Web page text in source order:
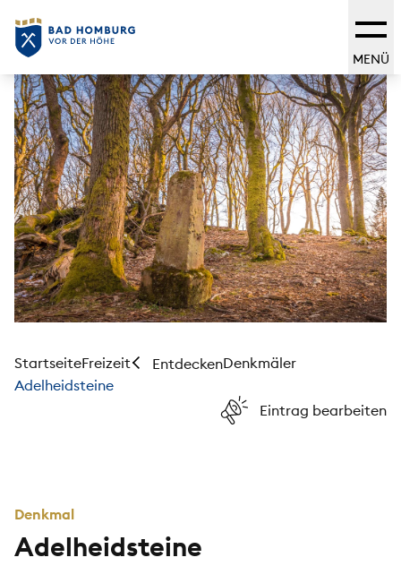
MENÜ
StartseiteFreizeit EntdeckenDenkmäler
Adelheidsteine
Eintrag bearbeiten
Denkmal
Adelheidsteine